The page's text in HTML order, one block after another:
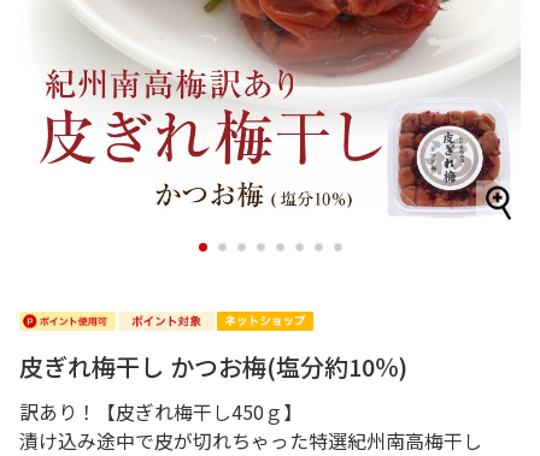
1 2 3 4 5 6 7 8
皮ぎれ梅干し かつお梅(塩分約10％)
訳あり！【皮ぎれ梅干し450ｇ】
漬け込み途中で皮が切れちゃった特選紀州南高梅干し